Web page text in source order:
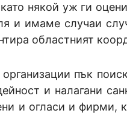
някой уж ги
и имаме случаи
областният
организации пък
и налагани
и огласи и фирми,